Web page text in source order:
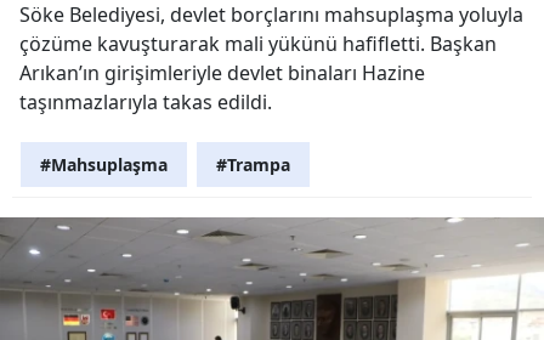
Söke Belediyesi, devlet borçlarını mahsuplaşma yoluyla
çözüme kavuşturarak mali yükünü hafifletti. Başkan
Arıkan’ın girişimleriyle devlet binaları Hazine
taşınmazlarıyla takas edildi.
#Mahsuplaşma #Trampa